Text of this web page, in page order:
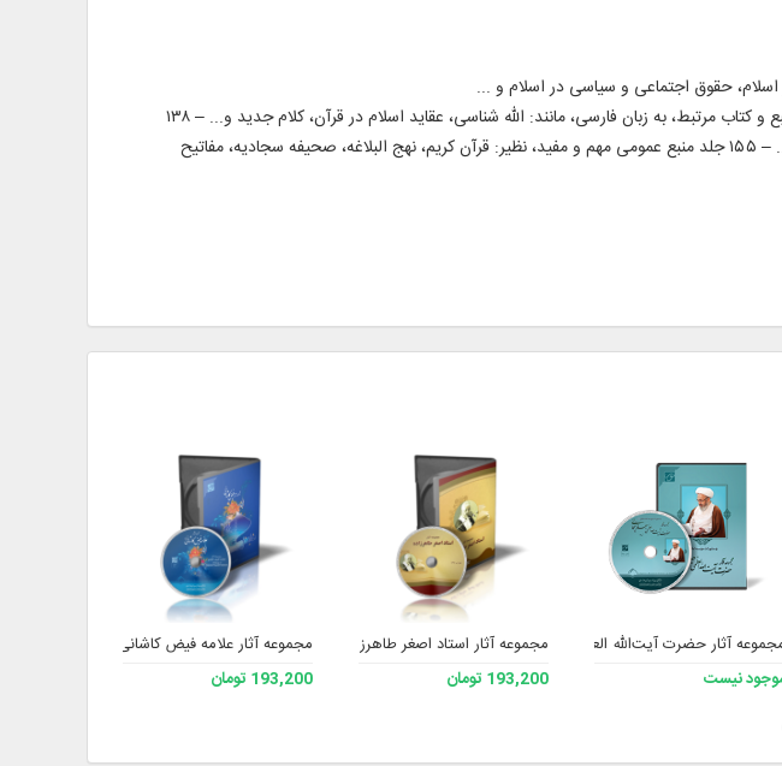
ارائه ۲۲۴ عنوان در ۴۰۹ جلد از کتاب‌ های مفید و مرتبط با دروس اصلی، مشتمل بر: – ۶۱ جلد منبع و کتاب مرتبط، به زبان فارسی، مانند: الله شناسی، عقاید اسلام در قرآن، کلام جدید و... – ۱۳۸
جلد منبع و کتاب مرتبط، به زبان عربی، همچون: المبدأ والمعاد، تجرید الإعتقاد، احوال النفس و... – ۱۵۵ جلد منبع عمومی مهم و مفید، نظیر: قرآن کریم، نهج البلاغه، صحیفه سجادیه، مفاتیح
(ره)
آثار حضرت آیت‌الله العظمی جعفر سبحانی مد ظله نسخه 3
نیست
مجموعه آثار استاد اصغر طاهرزاده
193,200 تومان
مجموعه آثار علامه فیض کاشانی رحمه الله
193,200 تومان